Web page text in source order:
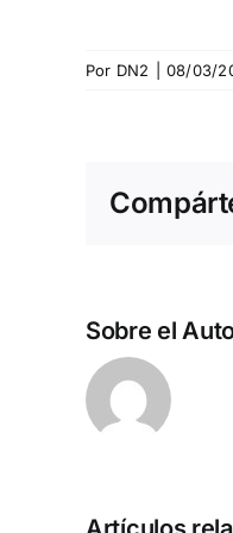
Por DN2 08/03/
Sobre el